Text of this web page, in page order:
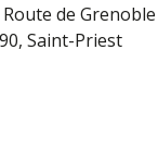
Route de Grenoble
Saint-Priest